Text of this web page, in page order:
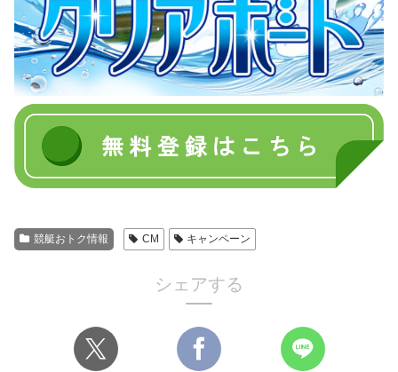
競艇おトク情報 CM キャンペーン
シェアする